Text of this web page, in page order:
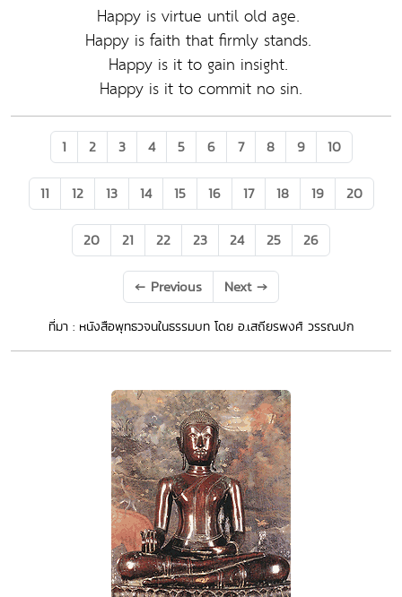
Happy is virtue until old age.
Happy is faith that firmly stands.
Happy is it to gain insight.
Happy is it to commit no sin.
1 2 3 4 5 6 7 8 9 10
11 12 13 14 15 16 17 18 19 20
20 21 22 23 24 25 26
← Previous Next →
ที่มา : หนังสือพุทธวจนในธรรมบท โดย อ.เสถียรพงศ์ วรรณปก